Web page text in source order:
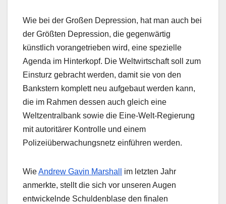
Wie bei der Großen Depression, hat man auch bei
der Größten Depression, die gegenwärtig
künstlich vorangetrieben wird, eine spezielle
Agenda im Hinterkopf. Die Weltwirtschaft soll zum
Einsturz gebracht werden, damit sie von den
Bankstern komplett neu aufgebaut werden kann,
die im Rahmen dessen auch gleich eine
Weltzentralbank sowie die Eine-Welt-Regierung
mit autoritärer Kontrolle und einem
Polizeiüberwachungsnetz einführen werden.
WieAndrew Gavin Marshall
im letzten Jahr
anmerkte, stellt die sich vor unseren Augen
entwickelnde Schuldenblase den finalen